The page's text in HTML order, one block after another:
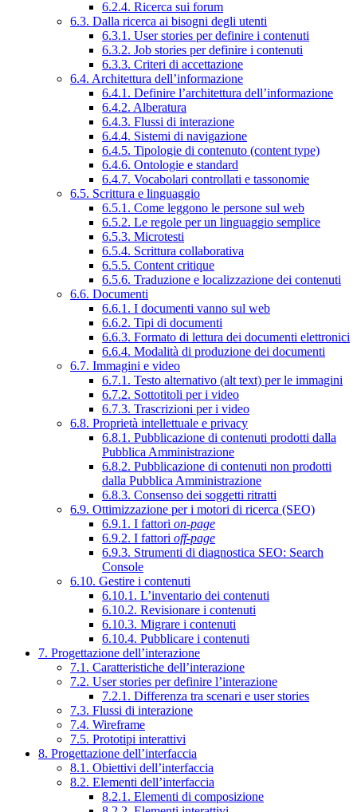
6.2.4. Ricerca sui forum
6.3. Dalla ricerca ai bisogni degli utenti
6.3.1. User stories per definire i contenuti
6.3.2. Job stories per definire i contenuti
6.3.3. Criteri di accettazione
6.4. Architettura dell’informazione
6.4.1. Definire l’architettura dell’informazione
6.4.2. Alberatura
6.4.3. Flussi di interazione
6.4.4. Sistemi di navigazione
6.4.5. Tipologie di contenuto (content type)
6.4.6. Ontologie e standard
6.4.7. Vocabolari controllati e tassonomie
6.5. Scrittura e linguaggio
6.5.1. Come leggono le persone sul web
6.5.2. Le regole per un linguaggio semplice
6.5.3. Microtesti
6.5.4. Scrittura collaborativa
6.5.5. Content critique
6.5.6. Traduzione e localizzazione dei contenuti
6.6. Documenti
6.6.1. I documenti vanno sul web
6.6.2. Tipi di documenti
6.6.3. Formato di lettura dei documenti elettronici
6.6.4. Modalità di produzione dei documenti
6.7. Immagini e video
6.7.1. Testo alternativo (alt text) per le immagini
6.7.2. Sottotitoli per i video
6.7.3. Trascrizioni per i video
6.8. Proprietà intellettuale e privacy
6.8.1. Pubblicazione di contenuti prodotti dalla
Pubblica Amministrazione
6.8.2. Pubblicazione di contenuti non prodotti
dalla Pubblica Amministrazione
6.8.3. Consenso dei soggetti ritratti
6.9. Ottimizzazione per i motori di ricerca (SEO)
6.9.1. I fattori on-page
6.9.2. I fattori off-page
6.9.3. Strumenti di diagnostica SEO: Search
Console
6.10. Gestire i contenuti
6.10.1. L’inventario dei contenuti
6.10.2. Revisionare i contenuti
6.10.3. Migrare i contenuti
6.10.4. Pubblicare i contenuti
7. Progettazione dell’interazione
7.1. Caratteristiche dell’interazione
7.2. User stories per definire l’interazione
7.2.1. Differenza tra scenari e user stories
7.3. Flussi di interazione
7.4. Wireframe
7.5. Prototipi interattivi
8. Progettazione dell’interfaccia
8.1. Obiettivi dell’interfaccia
8.2. Elementi dell’interfaccia
8.2.1. Elementi di composizione